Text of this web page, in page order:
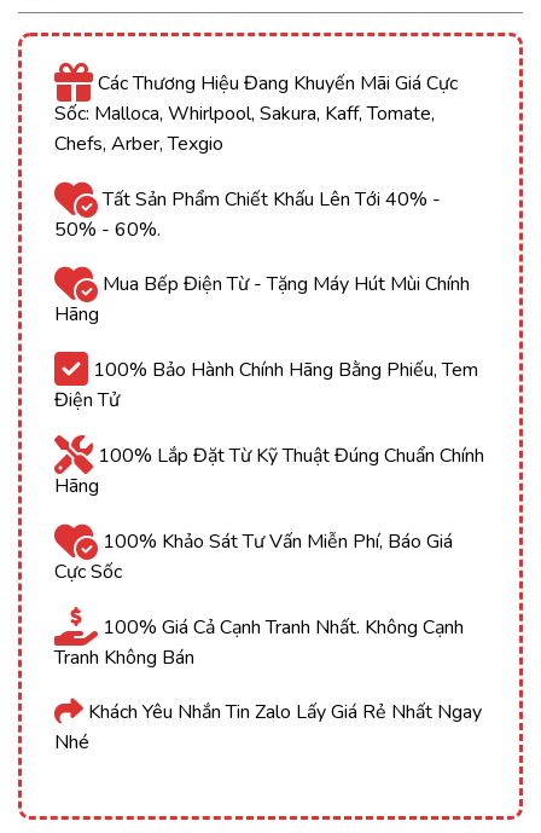
Các Thương Hiệu Đang Khuyến Mãi Giá Cực
Sốc: Malloca, Whirlpool, Sakura, Kaff, Tomate,
Chefs, Arber, Texgio
Tất Sản Phẩm Chiết Khấu Lên Tới 40% -
50% - 60%.
Mua Bếp Điện Từ - Tặng Máy Hút Mùi Chính
Hãng
100% Bảo Hành Chính Hãng Bằng Phiếu, Tem
Điện Tử
100% Lắp Đặt Từ Kỹ Thuật Đúng Chuẩn Chính
Hãng
100% Khảo Sát Tư Vấn Miễn Phí, Báo Giá
Cực Sốc
100% Giá Cả Cạnh Tranh Nhất. Không Cạnh
Tranh Không Bán
Khách Yêu Nhắn Tin Zalo Lấy Giá Rẻ Nhất Ngay
Nhé